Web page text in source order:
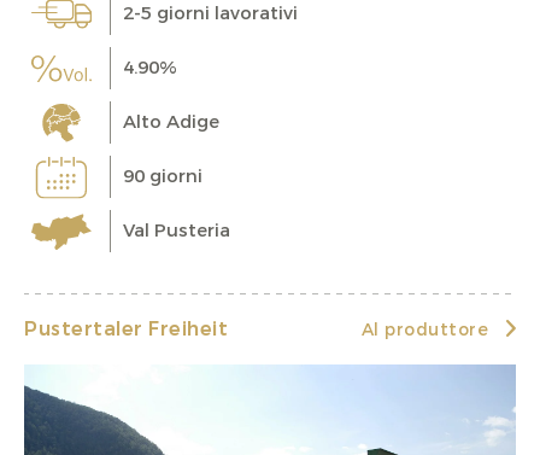
2-5 giorni lavorativi
4.90%
Alto Adige
90 giorni
Val Pusteria
Pustertaler Freiheit Al produttore